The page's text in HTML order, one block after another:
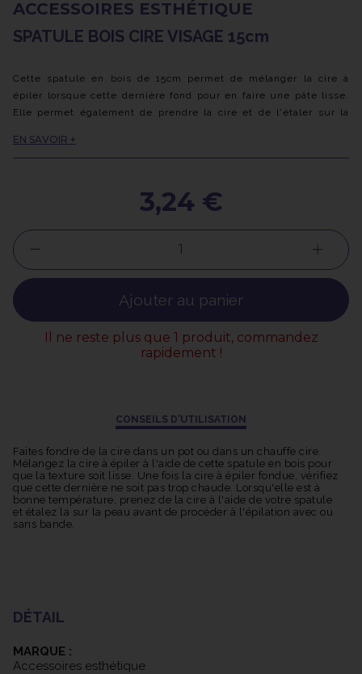
ACCESSOIRES ESTHÉTIQUE
SPATULE BOIS CIRE VISAGE 15cm
Cette spatule en bois de 15cm permet de mélanger la cire à
épiler lorsque cette dernière fond pour en faire une pâte lisse.
Elle permet également de prendre la cire et de l'étaler sur la
l'application de la cire sur le visage.
EN SAVOIR +
3,24 €
Ajouter au panier
Il ne reste plus que 1 produit, commandez
rapidement !
CONSEILS D'UTILISATION
Faites fondre de la cire dans un pot ou dans un chauffe cire.
Mélangez la cire à épiler à l'aide de cette spatule en bois pour
que la texture soit lisse. Une fois la cire à épiler fondue, vérifiez
que cette dernière ne soit pas trop chaude. Lorsqu'elle est à
bonne température, prenez de la cire à l'aide de votre spatule
et étalez la sur la peau avant de procéder à l'épilation avec ou
sans bande.
DÉTAIL
MARQUE :
Accessoires esthétique